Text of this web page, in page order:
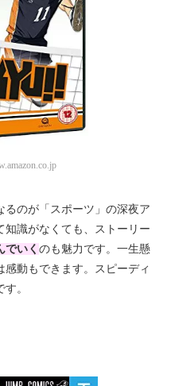
るのが「スポーツ」の深夜ア
知識がなくても、ストーリー
でいく のも魅力です。一生懸
動もできます。スピーディ
。